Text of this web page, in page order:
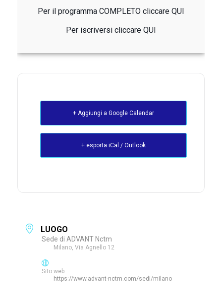
Per il programma COMPLETO cliccare QUI
Per iscriversi c liccare QUI
+ Aggiungi a Google Calendar
+ esporta iCal / Outlook
LUOGO
Sede di ADVANT Nctm
Milano, Via Agnello 12
Sito web
https://www.advant-nctm.com/sedi/milano